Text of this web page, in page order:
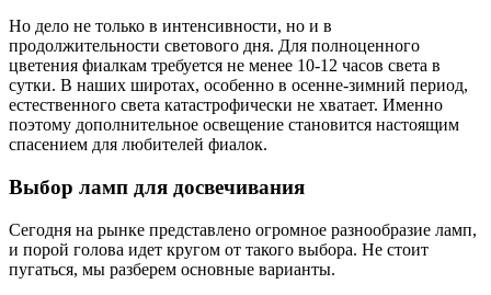
Но дело не только в интенсивности, но и в
продолжительности светового дня. Для полноценного
цветения фиалкам требуется не менее 10-12 часов света в
сутки. В наших широтах, особенно в осенне-зимний период,
естественного света катастрофически не хватает. Именно
поэтому дополнительное освещение становится настоящим
спасением для любителей фиалок.
Выбор ламп для досвечивания
Сегодня на рынке представлено огромное разнообразие ламп,
и порой голова идет кругом от такого выбора. Не стоит
пугаться, мы разберем основные варианты.